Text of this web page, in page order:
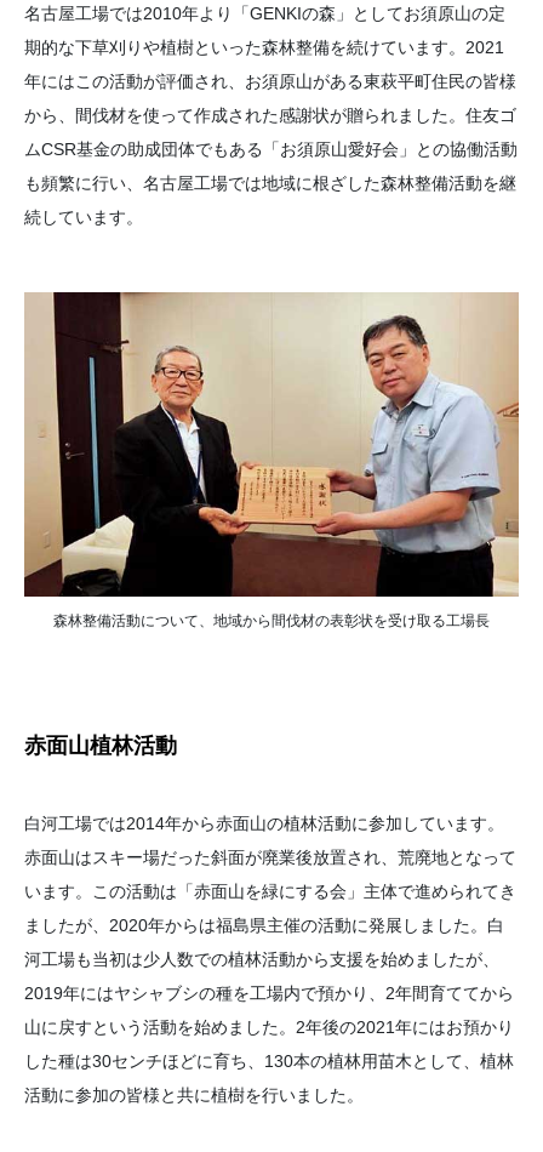
名古屋工場では2010年より「GENKIの森」としてお須原山の定
期的な下草刈りや植樹といった森林整備を続けています。2021
年にはこの活動が評価され、お須原山がある東萩平町住民の皆様
から、間伐材を使って作成された感謝状が贈られました。住友ゴ
ムCSR基金の助成団体でもある「お須原山愛好会」との協働活動
も頻繁に行い、名古屋工場では地域に根ざした森林整備活動を継
続しています。
森林整備活動について、地域から間伐材の表彰状を受け取る工場長
赤面山植林活動
白河工場では2014年から赤面山の植林活動に参加しています。
赤面山はスキー場だった斜面が廃業後放置され、荒廃地となって
います。この活動は「赤面山を緑にする会」主体で進められてき
ましたが、2020年からは福島県主催の活動に発展しました。白
河工場も当初は少人数での植林活動から支援を始めましたが、
2019年にはヤシャブシの種を工場内で預かり、2年間育ててから
山に戻すという活動を始めました。2年後の2021年にはお預かり
した種は30センチほどに育ち、130本の植林用苗木として、植林
活動に参加の皆様と共に植樹を行いました。